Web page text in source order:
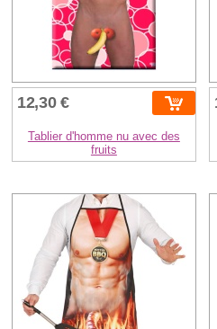
12,30 €
Tablier d'homme nu avec des
fruits